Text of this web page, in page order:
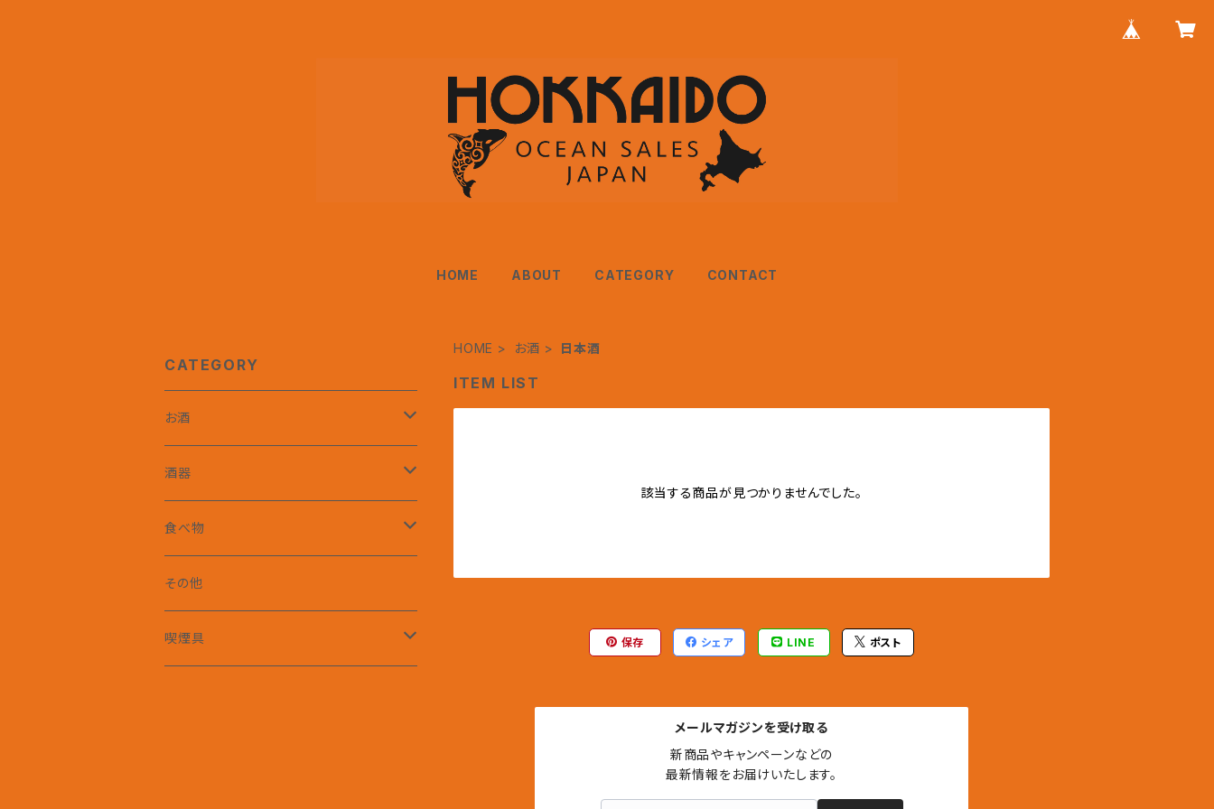
HOME ABOUT CATEGORY CONTACT
HOME お酒 日本酒
ITEM LIST
該当する商品が見つかりませんでした。
保存 シェア LINE ポスト
メールマガジンを受け取る
新商品やキャンペーンなどの
最新情報をお届けいたします。
CATEGORY
お酒
ウイスキー
シングルモルト
ピュアモルト
ワイン
赤ワイン
白ワイン
日本酒
スピリッツ
酒器
スキットル
グラス類
食べ物
魚介類
その他
喫煙具